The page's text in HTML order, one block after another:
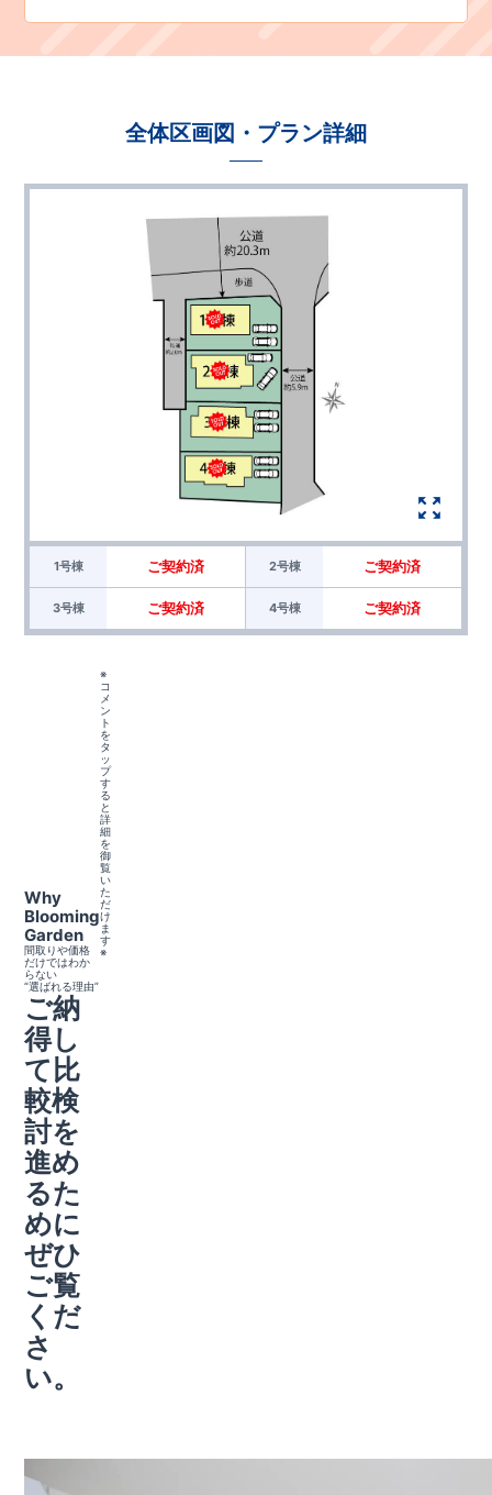
全体区画図・プラン詳細
1号棟 ご契約済 2号棟 ご契約済
3号棟 ご契約済 4号棟 ご契約済
Why
Blooming
Garden
間取りや価格
だけではわか
らない
“選ばれる理由”
ご納
得し
て比
較検
討を
進め
るた
めに
ぜひ
ご覧
くだ
さ
い。
※
コ
メ
ン
ト
を
タ
ッ
プ
す
る
と
詳
細
を
御
覧
い
た
だ
け
ま
す
※